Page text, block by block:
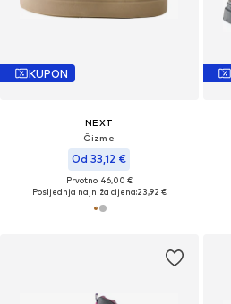
KUPON
NEXT
Čizme
Od 33,12 €
Prvotno: 46,00 €
Posljednja najniža cijena:23,92 €